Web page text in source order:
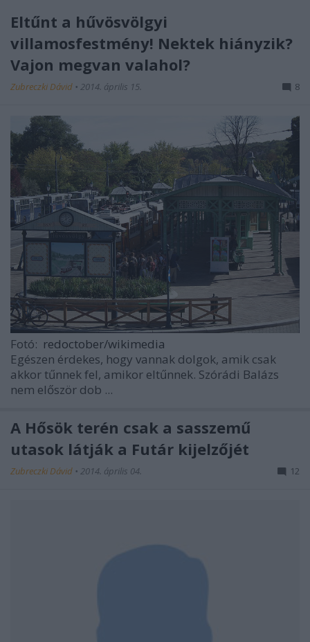
Eltűnt a hűvösvölgyi
villamosfestmény! Nektek hiányzik?
Vajon megvan valahol?
Zubreczki Dávid • 2014. április 15. 8
Fotó: redoctober/wikimedia
Egészen érdekes, hogy vannak dolgok, amik csak
akkor tűnnek fel, amikor eltűnnek. Szórádi Balázs
nem először dob ...
A Hősök terén csak a sasszemű
utasok látják a Futár kijelzőjét
Zubreczki Dávid • 2014. április 04. 12